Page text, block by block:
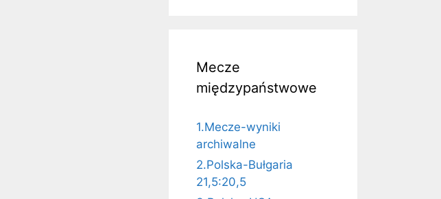
Mecze
międzypaństwowe
1.Mecze-wyniki
archiwalne
2.Polska-Bułgaria
21,5:20,5